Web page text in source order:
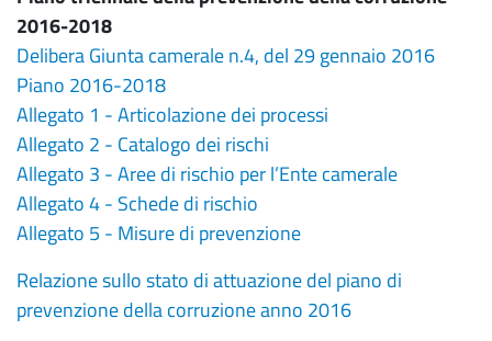
2016-2018
Delibera Giunta camerale n.4, del 29 gennaio 2016
Piano 2016-2018
Allegato 1 - Articolazione dei processi
Allegato 2 - Catalogo dei rischi
Allegato 3 - Aree di rischio per l’Ente camerale
Allegato 4 - Schede di rischio
Allegato 5 - Misure di prevenzione
Relazione sullo stato di attuazione del piano di
prevenzione della corruzione anno 2016